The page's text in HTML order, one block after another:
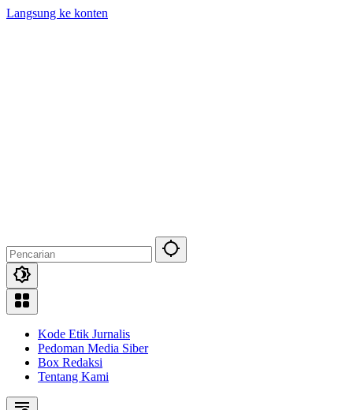
Langsung ke konten
Kode Etik Jurnalis
Pedoman Media Siber
Box Redaksi
Tentang Kami